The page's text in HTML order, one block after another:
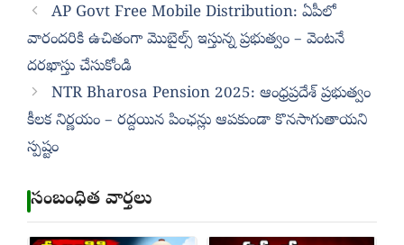
AP Govt Free Mobile Distribution: ఏపీలో
వారందరికి ఉచితంగా మొబైల్స్ ఇస్తున్న ప్రభుత్వం – వెంటనే
దరఖాస్తు చేసుకోండి
NTR Bharosa Pension 2025: ఆంధ్రప్రదేశ్ ప్రభుత్వం
కీలక నిర్ణయం – రద్దయిన పింఛన్లు ఆపకుండా కొనసాగుతాయని
స్పష్టం
సంబంధిత వార్తలు